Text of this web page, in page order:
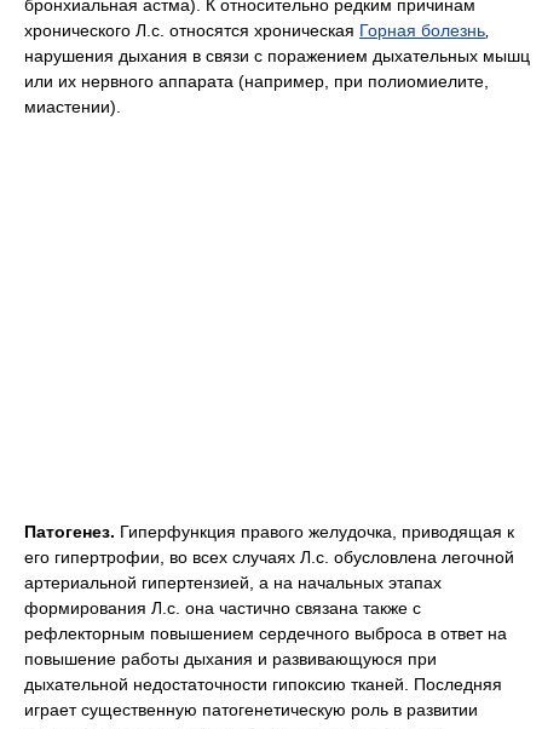
бронхиальная астма). К относительно редким причинам
хронического Л.с. относятся хроническая Горная болезнь
нарушения дыхания в связи с поражением дыхательных мышц
или их нервного аппарата (например, при полиомиелите,
миастении).
Патогенез. Гиперфункция правого желудочка, приводящая к
его гипертрофии, во всех случаях Л.с. обусловлена легочной
артериальной гипертензией, а на начальных этапах
формирования Л.с. она частично связана также с
рефлекторным повышением сердечного выброса в ответ на
повышение работы дыхания и развивающуюся при
дыхательной недостаточности гипоксию тканей. Последняя
играет существенную патогенетическую роль в развитии